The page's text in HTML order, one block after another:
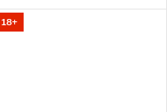
18+